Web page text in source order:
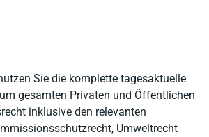
Sie die komplette tagesaktuelle
gesamten Privaten und Öffentlichen
inklusive den relevanten
Umweltrecht